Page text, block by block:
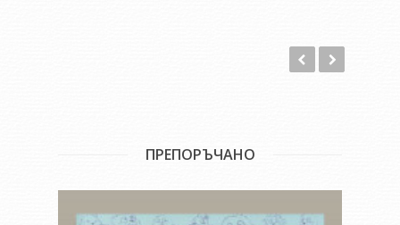
ПРЕПОРЪЧАНО